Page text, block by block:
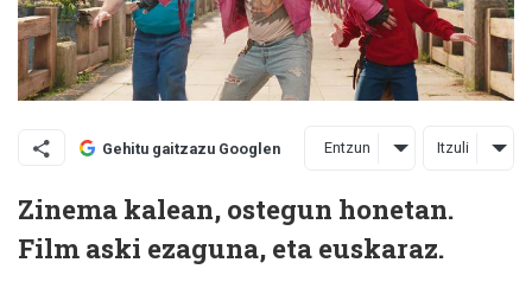
Gehitu gaitzazu Googlen Entzun Itzuli
Zinema kalean, ostegun honetan.
Film aski ezaguna, eta euskaraz.